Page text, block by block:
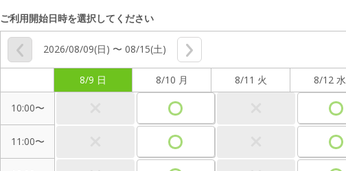
ご利用開始日時を選択してください
2026/08/09(日) 〜 08/15(土)
8/9 日 8/10 月 8/11 火 8/12 水
10:00〜
11:00〜